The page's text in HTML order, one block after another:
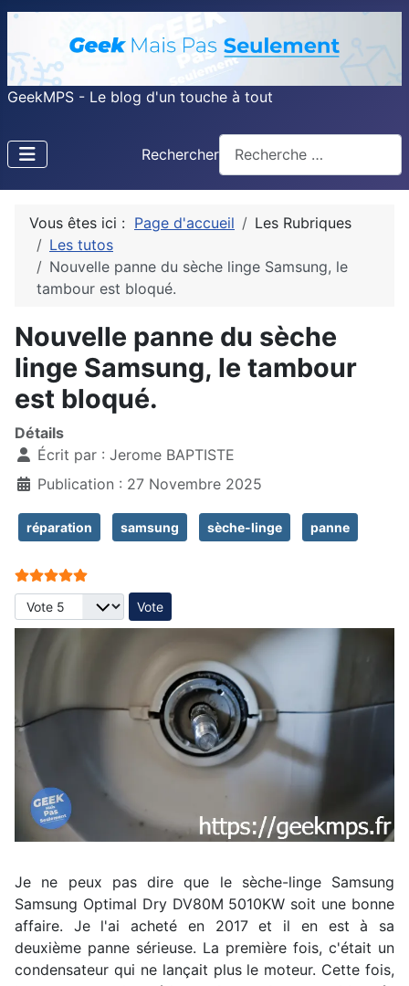
GeekMPS - Le blog d'un touche à tout
Rechercher
Vous êtes ici : Page d'accueil
Les Rubriques
Les tutos
Nouvelle panne du sèche linge Samsung, le
tambour est bloqué.
Nouvelle panne du sèche
linge Samsung, le tambour
est bloqué.
Détails
Écrit par : Jerome BAPTISTE
Publication : 27 Novembre 2025
réparation samsung sèche-linge panne
Vote utilisateur:
Veuillez voter
Je ne peux pas dire que le sèche-linge Samsung
Samsung Optimal Dry DV80M 5010KW soit une bonne
affaire. Je l'ai acheté en 2017 et il en est à sa
deuxième panne sérieuse. La première fois, c'était un
condensateur qui ne lançait plus le moteur. Cette fois,